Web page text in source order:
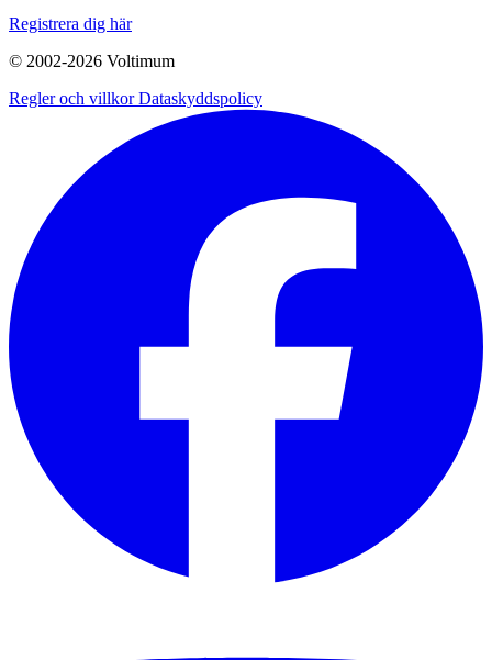
Registrera dig här
© 2002-2026 Voltimum
Regler och villkorDataskyddspolicy